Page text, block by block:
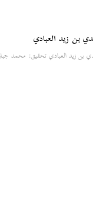
بن زيد العبادي
بن زيد العبادي تحقيق: محمد